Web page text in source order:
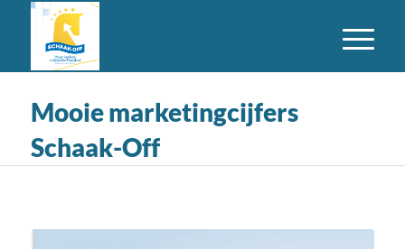
Mooie marketingcijfers
Schaak-Off